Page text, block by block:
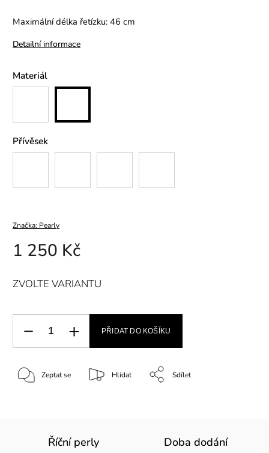
Maximální délka řetízku: 46 cm
Detailní informace
Materiál
Přívěsek
Značka: Pearly
1 250 Kč
ZVOLTE VARIANTU
PŘIDAT DO KOŠÍKU
Zeptat se Hlídat Sdílet
Říční perly Doba dodání